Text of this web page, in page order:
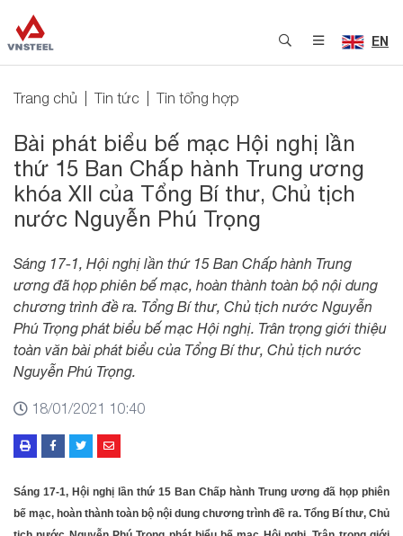
EN
Trang chủ Tin tức Tin tổng hợp
Bài phát biểu bế mạc Hội nghị lần
thứ 15 Ban Chấp hành Trung ương
khóa XII của Tổng Bí thư, Chủ tịch
nước Nguyễn Phú Trọng
Sáng 17-1, Hội nghị lần thứ 15 Ban Chấp hành Trung
ương đã họp phiên bế mạc, hoàn thành toàn bộ nội dung
chương trình đề ra. Tổng Bí thư, Chủ tịch nước Nguyễn
Phú Trọng phát biểu bế mạc Hội nghị. Trân trọng giới thiệu
toàn văn bài phát biểu của Tổng Bí thư, Chủ tịch nước
Nguyễn Phú Trọng.
18/01/2021 10:40
Sáng 17-1, Hội nghị lần thứ 15 Ban Chấp hành Trung ương đã họp phiên
bế mạc, hoàn thành toàn bộ nội dung chương trình đề ra. Tổng Bí thư, Chủ